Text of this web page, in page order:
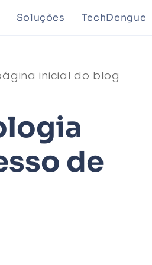
Soluções TechDengue
inicial do blog
de